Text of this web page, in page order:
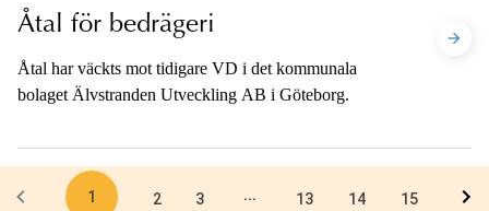
Åtal för bedrägeri
Åtal har väckts mot tidigare VD i det kommunala
bolaget Älvstranden Utveckling AB i Göteborg.
1 2 3 ... 13 14 15